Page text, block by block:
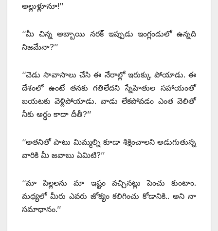
అల్లుళ్లూనూ!’’
‘‘మీ చిన్న అబ్బాయి నరక్‌ ఇప్పుడు ఇంగ్లండులో ఉన్నది
నిజమేనా?’’
‘‘చెడు సావాసాలు చేసి ఈ నేరాల్లో ఇరుక్కు పోయాడు. ఈ
దేశంలో ఉంటే తనకు గతిలేదని స్నేహితుల సహాయంతో
బయటకు వెళ్లిపోయాడు. వాడు లేకపోవడం ఎంత వెలితో
నీకు అర్ధం కాదా దీతీ?’’
‘‘అతనితో పాటు మిమ్మల్ని కూడా శిక్షించాలని అడుగుతున్న
వారికి మీ జవాబు ఏమిటి?’’
‘‘మా పిల్లలను మా ఇష్టం వచ్చినట్లు పెంచు కుంటాం.
మధ్యలో మీరు ఎవరు జోక్యం కలిగించు కోడానికి.. అని నా
సమాధానం.’’